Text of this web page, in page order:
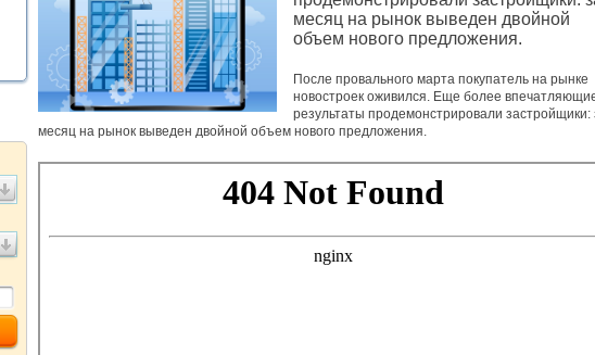
месяц на рынок выведен двойной
объем нового предложения.
После провального марта покупатель на рынке
новостроек оживился. Еще более
результаты продемонстрировали застройщики:
месяц на рынок выведен двойной объем нового предложения.